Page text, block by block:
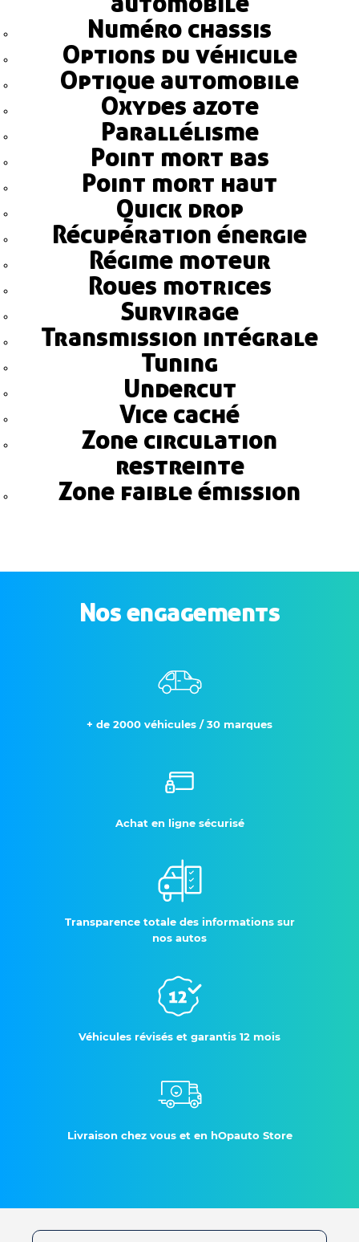
Numéro chassis
Options du véhicule
Optique automobile
Oxydes azote
Parallélisme
Point mort bas
Point mort haut
Quick drop
Récupération énergie
Régime moteur
Roues motrices
Survirage
Transmission intégrale
Tuning
Undercut
Vice caché
Zone circulation
restreinte
Zone faible émission
Nos engagements
+ de 2000 véhicules / 30 marques
Achat en ligne sécurisé
Transparence totale des informations sur
nos autos
Véhicules révisés et garantis 12 mois
Livraison chez vous et en hOpauto Store